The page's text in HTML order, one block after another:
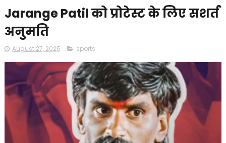
Jarange Patil को प्रोटेस्ट के लिए सशर्त
अनुमति
August 27, 2025 sports